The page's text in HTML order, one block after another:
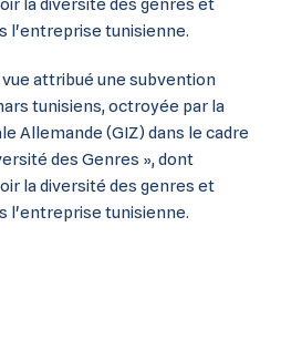
la diversité des genres et
l'entreprise tunisienne.
vue attribué une subvention
tunisiens, octroyée par la
Allemande (GIZ) dans le cadre
des Genres », dont
la diversité des genres et
l'entreprise tunisienne.